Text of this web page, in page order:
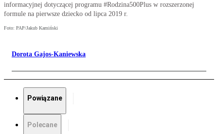
informacyjnej dotyczącej programu #Rodzina500Plus w rozszerzonej
formule na pierwsze dziecko od lipca 2019 r.
Foto: PAP/Jakub Kamiński
Dorota Gajos-Kaniewska
Powiązane
Polecane